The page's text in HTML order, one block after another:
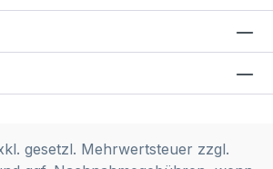
gesetzl. Mehrwertsteuer zzgl.